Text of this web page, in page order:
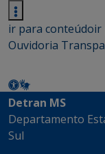
ir para conteúdoir
Ouvidoria
Detran MS
Departamento
Sul